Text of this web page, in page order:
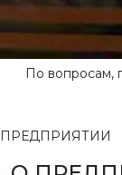
По вопросам,
ПРЕДПРИЯТИИ